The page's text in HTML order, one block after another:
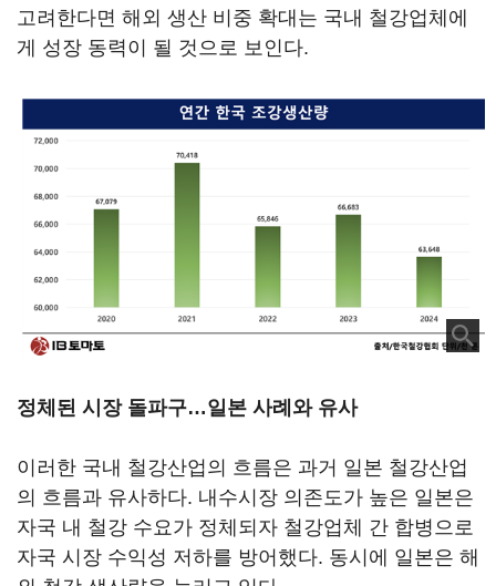
고려한다면 해외 생산 비중 확대는 국내 철강업체에
게 성장 동력이 될 것으로 보인다.
정체된 시장 돌파구…일본 사례와 유사
이러한 국내 철강산업의 흐름은 과거 일본 철강산업
의 흐름과 유사하다. 내수시장 의존도가 높은 일본은
자국 내 철강 수요가 정체되자 철강업체 간 합병으로
자국 시장 수익성 저하를 방어했다. 동시에 일본은 해